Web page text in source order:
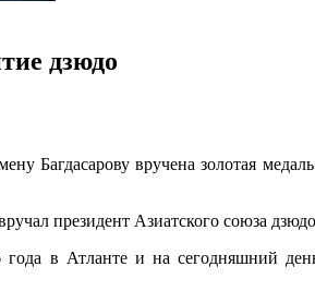
дзюдо
Багдасарову вручена золотая
президент Азиатского союза
в Атланте и на сегодняшний